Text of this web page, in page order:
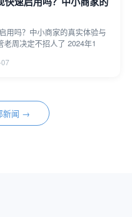
用吗？中小商家的真实体验与
周决定不招人了 2024年1
新闻 →